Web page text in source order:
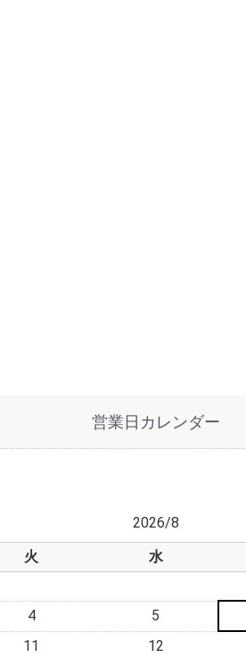
営業日カレンダー
2026/8
火 水
4 5
11 12